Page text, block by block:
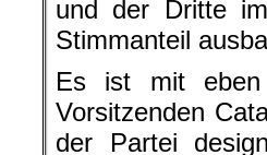
und der Dritte
Stimmanteil
Es ist mit eben
Vorsitzenden
der Partei